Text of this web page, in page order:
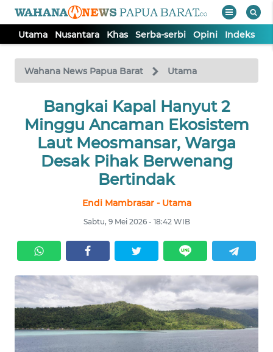
Utama Nusantara Khas Serba-serbi Opini Indeks
Wahana News Papua Barat Utama
Bangkai Kapal Hanyut 2
Minggu Ancaman Ekosistem
Laut Meosmansar, Warga
Desak Pihak Berwenang
Bertindak
Endi Mambrasar - Utama
Sabtu, 9 Mei 2026 - 18:42 WIB
TV
Tutup
UTAMA
NUSANTARA
OPINI
Informasi
INDEKS
BERITA